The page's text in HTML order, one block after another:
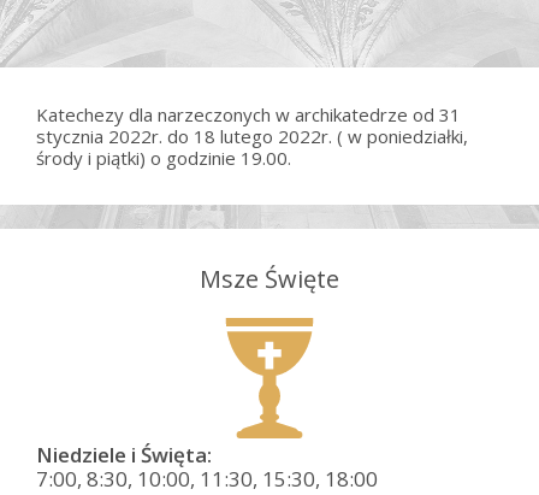
Katechezy dla narzeczonych w archikatedrze od 31
stycznia 2022r. do 18 lutego 2022r. ( w poniedziałki,
środy i piątki) o godzinie 19.00.
Msze Święte
Niedziele i Święta:
7:00, 8:30, 10:00, 11:30, 15:30, 18:00